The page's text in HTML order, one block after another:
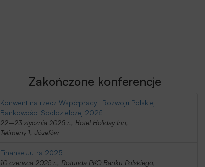
Zakończone konferencje
Konwent na rzecz Współpracy i Rozwoju Polskiej
Bankowości Spółdzielczej 2025
22–23 stycznia 2025 r., Hotel Holiday Inn,
Telimeny 1, Józefów
Finanse Jutra 2025
10 czerwca 2025 r., Rotunda PKO Banku Polskiego,